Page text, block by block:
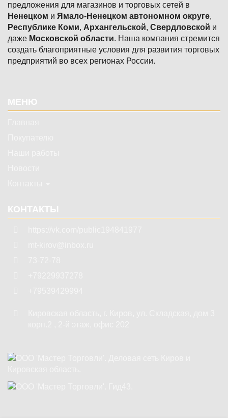
предложения для магазинов и торговых сетей в
Ненецком и Ямало-Ненецком автономном округе,
Республике Коми, Архангельской, Свердловской и
даже Московской области. Наша компания стремится
создать благоприятные условия для развития торговых
предприятий во всех регионах России.
МЕНЮ
КОНТАКТЫ